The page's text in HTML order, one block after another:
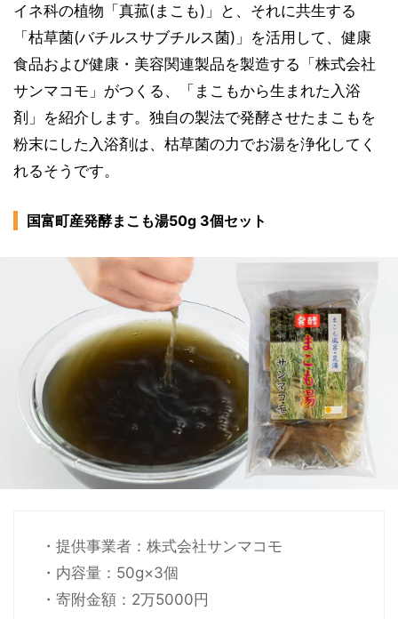
イネ科の植物「真菰(まこも)」と、それに共生する
「枯草菌(バチルスサブチルス菌)」を活用して、健康
食品および健康・美容関連製品を製造する「株式会社
サンマコモ」がつくる、「まこもから生まれた入浴
剤」を紹介します。独自の製法で発酵させたまこもを
粉末にした入浴剤は、枯草菌の力でお湯を浄化してく
れるそうです。
国富町産発酵まこも湯50g 3個セット
・提供事業者：株式会社サンマコモ
・内容量：50g×3個
・寄附金額：2万5000円